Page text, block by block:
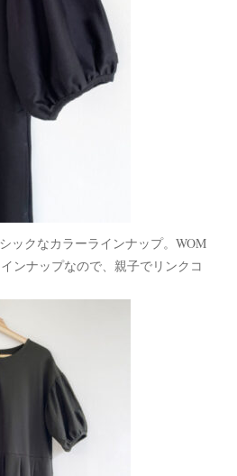
ックなカラーラインナップ。WOM
ンナップなので、親子でリンクコ